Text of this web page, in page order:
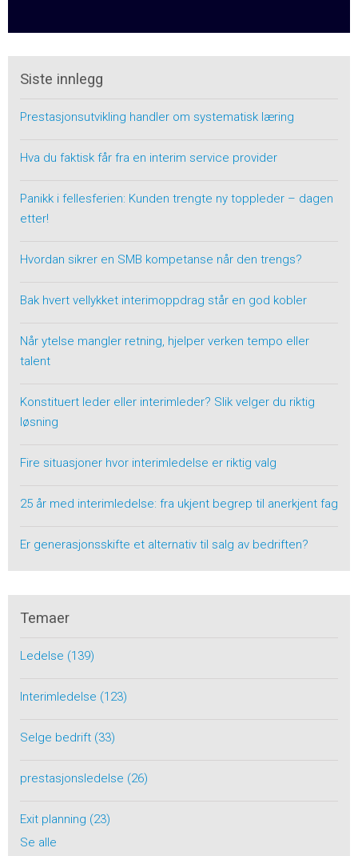
Siste innlegg
Prestasjonsutvikling handler om systematisk læring
Hva du faktisk får fra en interim service provider
Panikk i fellesferien: Kunden trengte ny toppleder – dagen
etter!
Hvordan sikrer en SMB kompetanse når den trengs?
Bak hvert vellykket interimoppdrag står en god kobler
Når ytelse mangler retning, hjelper verken tempo eller
talent
Konstituert leder eller interimleder? Slik velger du riktig
løsning
Fire situasjoner hvor interimledelse er riktig valg
25 år med interimledelse: fra ukjent begrep til anerkjent fag
Er generasjonsskifte et alternativ til salg av bedriften?
Temaer
Ledelse (139)
Interimledelse (123)
Selge bedrift (33)
prestasjonsledelse (26)
Exit planning (23)
Se alle